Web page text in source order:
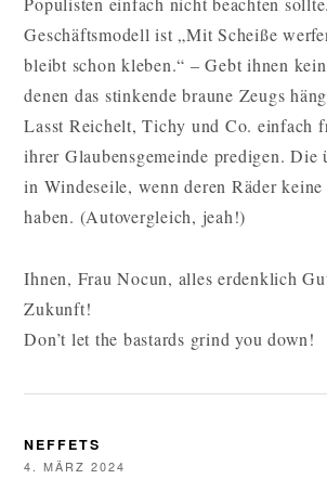
Geschäftsmodell ist „Mit Scheiße
bleibt schon kleben.“ – Gebt ihnen
denen das stinkende braune Zeugs
Lasst Reichelt, Tichy und Co. einfach
ihrer Glaubensgemeinde predigen. Die
in Windeseile, wenn deren Räder
haben. (Autovergleich, jeah!)
Ihnen, Frau Nocun, alles erdenklich
Zukunft!
Don’t let the bastards grind you down!
NEFFETS
4. MÄRZ 2024